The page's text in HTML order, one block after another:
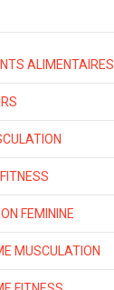
ALIMENTAIRES
FEMININE
MUSCULATION